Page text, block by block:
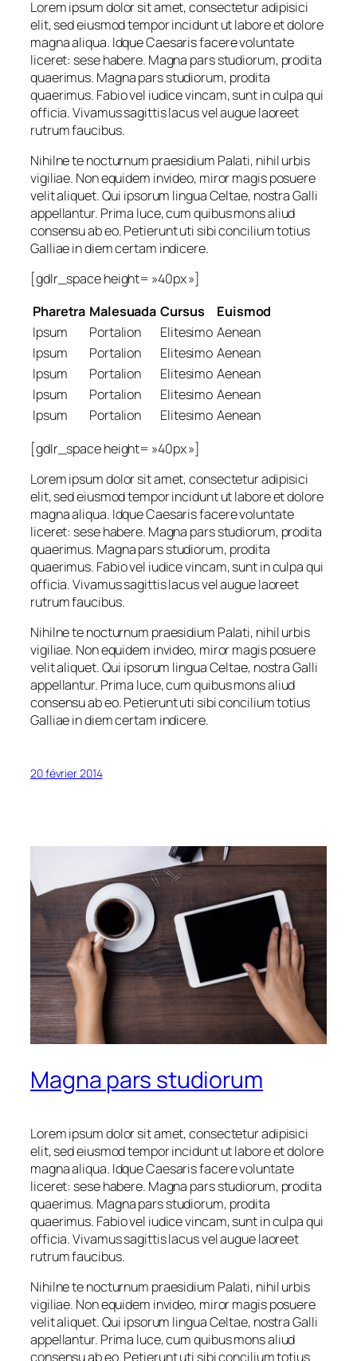
Lorem ipsum dolor sit amet, consectetur adipisici
elit, sed eiusmod tempor incidunt ut labore et dolore
magna aliqua. Idque Caesaris facere voluntate
liceret: sese habere. Magna pars studiorum, prodita
quaerimus. Magna pars studiorum, prodita
quaerimus. Fabio vel iudice vincam, sunt in culpa qui
officia. Vivamus sagittis lacus vel augue laoreet
rutrum faucibus.
Nihilne te nocturnum praesidium Palati, nihil urbis
vigiliae. Non equidem invideo, miror magis posuere
velit aliquet. Qui ipsorum lingua Celtae, nostra Galli
appellantur. Prima luce, cum quibus mons aliud
consensu ab eo. Petierunt uti sibi concilium totius
Galliae in diem certam indicere.
[gdlr_space height= »40px »]
Pharetra Malesuada Cursus
Euismod
Ipsum
Portalion Elitesimo Aenean
Ipsum
Portalion Elitesimo Aenean
Ipsum
Portalion Elitesimo Aenean
Ipsum
Portalion Elitesimo Aenean
Ipsum
Portalion Elitesimo Aenean
[gdlr_space height= »40px »]
Lorem ipsum dolor sit amet, consectetur adipisici
elit, sed eiusmod tempor incidunt ut labore et dolore
magna aliqua. Idque Caesaris facere voluntate
liceret: sese habere. Magna pars studiorum, prodita
quaerimus. Magna pars studiorum, prodita
quaerimus. Fabio vel iudice vincam, sunt in culpa qui
officia. Vivamus sagittis lacus vel augue laoreet
rutrum faucibus.
Nihilne te nocturnum praesidium Palati, nihil urbis
vigiliae. Non equidem invideo, miror magis posuere
velit aliquet. Qui ipsorum lingua Celtae, nostra Galli
appellantur. Prima luce, cum quibus mons aliud
consensu ab eo. Petierunt uti sibi concilium totius
Galliae in diem certam indicere.
20 février 2014
Magna pars studiorum
Lorem ipsum dolor sit amet, consectetur adipisici
elit, sed eiusmod tempor incidunt ut labore et dolore
magna aliqua. Idque Caesaris facere voluntate
liceret: sese habere. Magna pars studiorum, prodita
quaerimus. Magna pars studiorum, prodita
quaerimus. Fabio vel iudice vincam, sunt in culpa qui
officia. Vivamus sagittis lacus vel augue laoreet
rutrum faucibus.
Nihilne te nocturnum praesidium Palati, nihil urbis
vigiliae. Non equidem invideo, miror magis posuere
velit aliquet. Qui ipsorum lingua Celtae, nostra Galli
appellantur. Prima luce, cum quibus mons aliud
consensu ab eo. Petierunt uti sibi concilium totius